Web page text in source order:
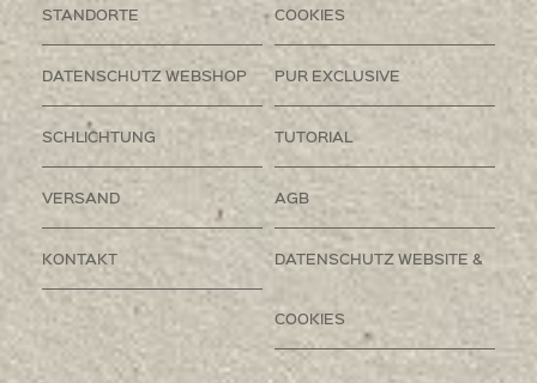
STANDORTE COOKIES
DATENSCHUTZ WEBSHOP PUR EXCLUSIVE
SCHLICHTUNG TUTORIAL
VERSAND AGB
KONTAKT DATENSCHUTZ WEBSITE &
COOKIES